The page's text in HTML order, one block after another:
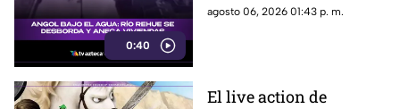
0:40
distintos sectores de Angol en
agosto 06, 2026 01:43 p. m.
El live action de